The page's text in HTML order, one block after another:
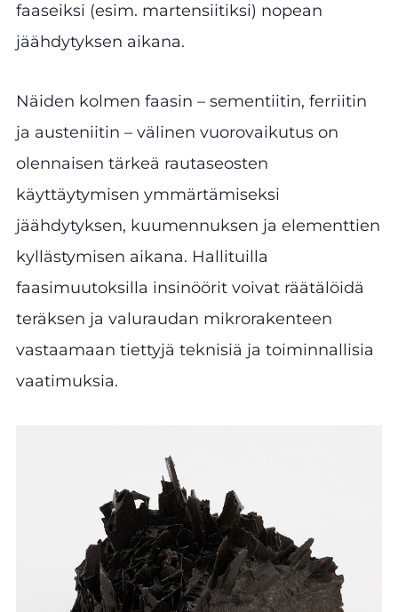
faaseiksi (esim. martensiitiksi) nopean
jäähdytyksen aikana.
Näiden kolmen faasin – sementiitin, ferriitin
ja austeniitin – välinen vuorovaikutus on
olennaisen tärkeä rautaseosten
käyttäytymisen ymmärtämiseksi
jäähdytyksen, kuumennuksen ja elementtien
kyllästymisen aikana. Hallituilla
faasimuutoksilla insinöörit voivat räätälöidä
teräksen ja valuraudan mikrorakenteen
vastaamaan tiettyjä teknisiä ja toiminnallisia
vaatimuksia.